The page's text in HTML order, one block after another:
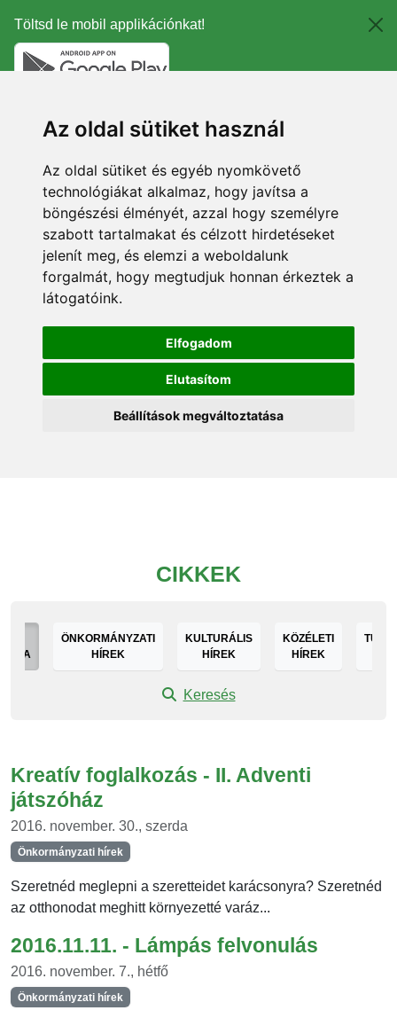
Töltsd le mobil applikációnkat!
Az oldal sütiket használ
Az oldal sütiket és egyéb nyomkövető
technológiákat alkalmaz, hogy javítsa a
böngészési élményét, azzal hogy személyre
szabott tartalmakat és célzott hirdetéseket
jelenít meg, és elemzi a weboldalunk
forgalmát, hogy megtudjuk honnan érkeztek a
látogatóink.
Elfogadom
Elutasítom
Beállítások megváltoztatása
CIKKEK
ÖNKORMÁNYZATI
HÍREK
KULTURÁLIS
HÍREK
KÖZÉLETI
HÍREK
Keresés
Kreatív foglalkozás - II. Adventi
játszóház
2016. november. 30., szerda
Önkormányzati hírek
Szeretnéd meglepni a szeretteidet karácsonyra? Szeretnéd
az otthonodat meghitt környezetté varáz...
2016.11.11. - Lámpás felvonulás
2016. november. 7., hétfő
Önkormányzati hírek